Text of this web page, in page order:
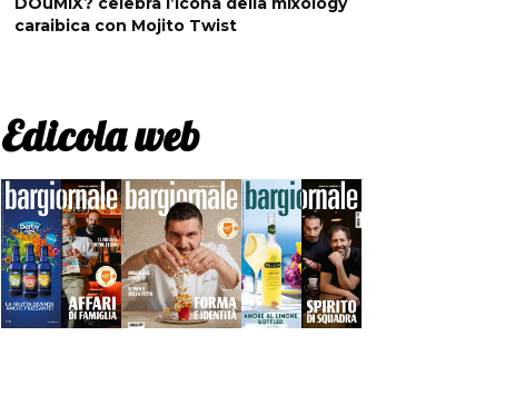
caraibica con Mojito Twist
Edicola web